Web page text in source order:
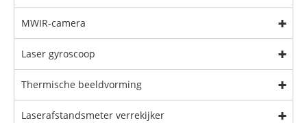
MWIR-camera
Laser gyroscoop
Thermische beeldvorming
Laserafstandsmeter verrekijker